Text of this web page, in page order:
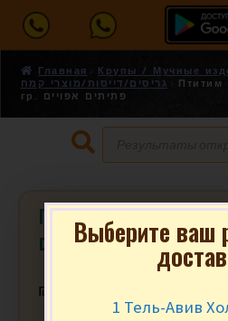
Главная
Крупы / Мучные
גריסים/דייסות/מוצרי קמח
гр. פתיתים אפויים
Птитим в форме
פתיתים אפויים
₪
Выберите ваш
1 Тель-Авив